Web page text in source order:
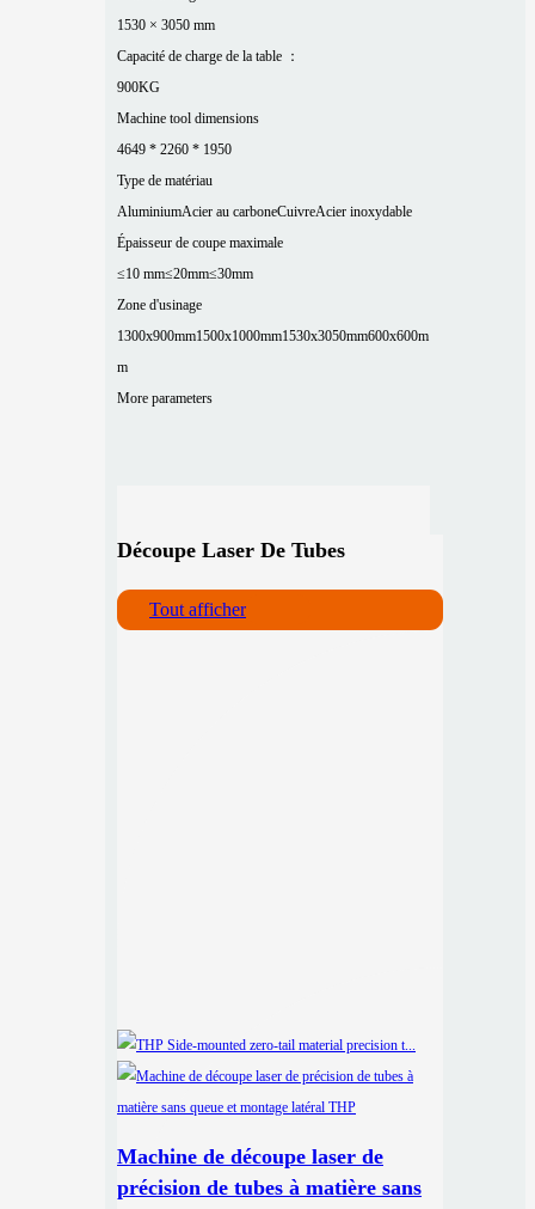
1530 × 3050 mm
Capacité de charge de la table ：
900KG
Machine tool dimensions
4649 * 2260 * 1950
Type de matériau
AluminiumAcier au carboneCuivreAcier inoxydable
Épaisseur de coupe maximale
≤10 mm≤20mm≤30mm
Zone d'usinage
1300x900mm1500x1000mm1530x3050mm600x600m
m
More parameters
Découpe Laser De Tubes
Tout afficher
Machine de découpe laser de
précision de tubes à matière sans